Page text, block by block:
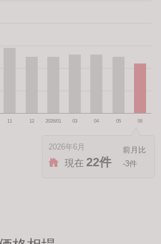
2026年6月
現在22件 -3件